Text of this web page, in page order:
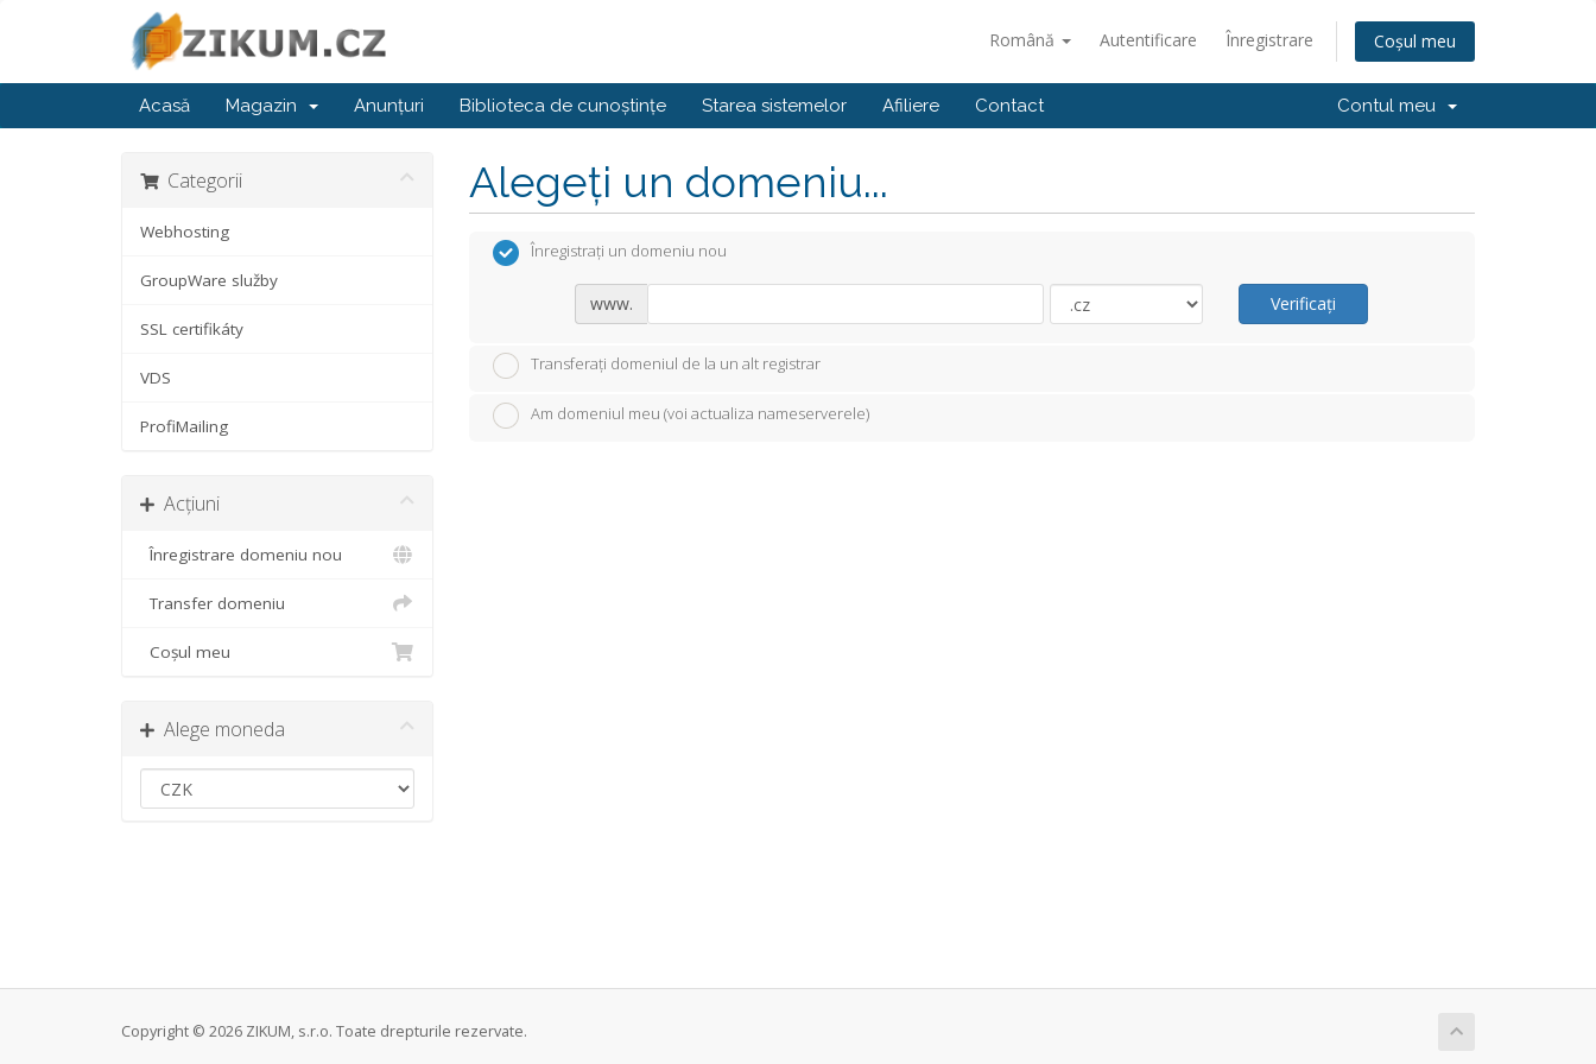
Română Autentificare Înregistrare Coșul meu
Acasă Magazin Anunțuri Biblioteca de cunoștințe Starea sistemelor Afiliere Contact Contul meu
Categorii
Webhosting
GroupWare služby
SSL certifikáty
VDS
ProfiMailing
Acțiuni
Înregistrare domeniu nou
Transfer domeniu
Coșul meu
Alege moneda
Alegeți un domeniu...
Înregistrați un domeniu nou
www. Verificați
Transferați domeniul de la un alt registrar
Am domeniul meu (voi actualiza nameserverele)
Copyright © 2026 ZIKUM, s.r.o. Toate drepturile rezervate.